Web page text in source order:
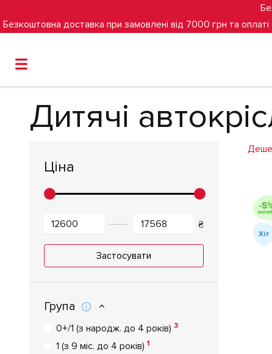
Безкоштовна доставка при замовлені від 7000 грн та оплаті
Дитячі
Ціна
₴
Застосувати
Група
0+/1 (з народж. до 4 років) 3
1 (з 9 міс. до 4 років)1
Хіт